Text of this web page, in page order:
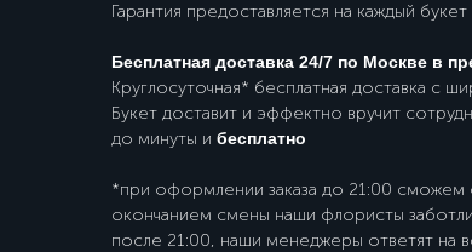
Гарантия предоставляется на каждый
Бесплатная доставка 24/7 по Москве в
Круглосуточная* бесплатная доставка с
Букет доставит и эффектно вручит
до минуты и бесплатно
*при оформлении заказа до 21:00 сможем
окончанием смены наши флористы
после 21:00, наши менеджеры ответят на